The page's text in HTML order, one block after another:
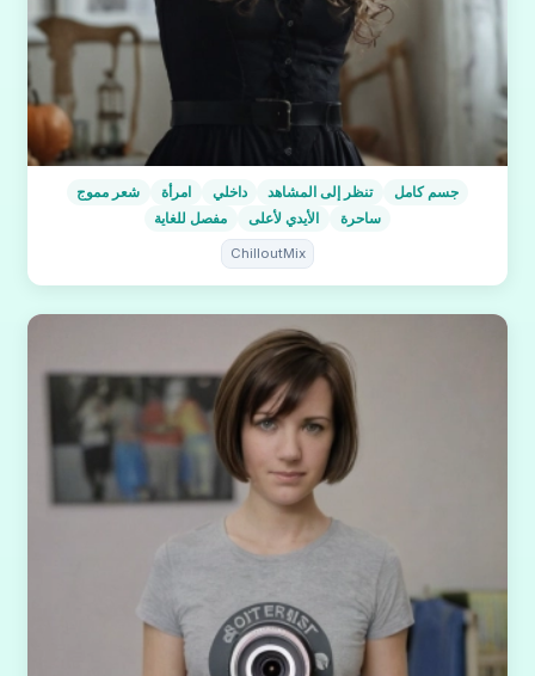
شعر مموج امرأة داخلي تنظر إلى المشاهد
جسم كامل
مفصل للغاية
الأيدي لأعلى ساحرة
ChilloutMix